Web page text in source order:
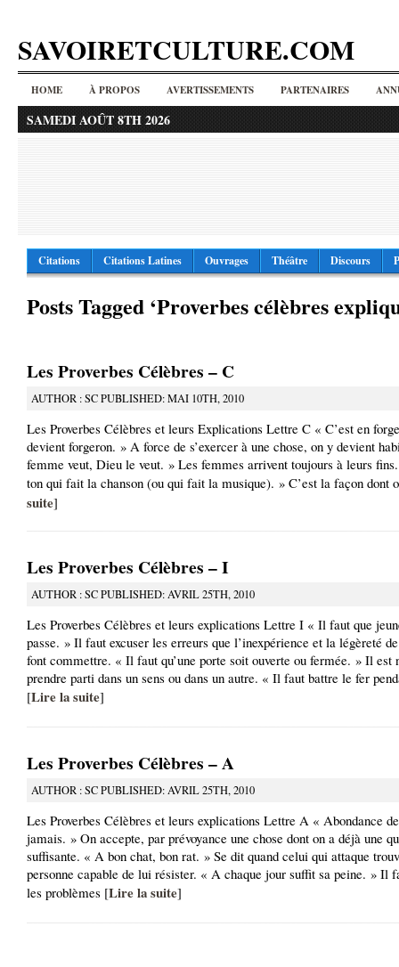
SAVOIRETCULTURE.COM
HOME À PROPOS AVERTISSEMENTS PARTENAIRES
SAMEDI AOÛT 8TH 2026
Citations Citations Latines Ouvrages Théâtre Discours
Posts Tagged ‘Proverbes célèbres
Les Proverbes Célèbres – C
AUTHOR : SC PUBLISHED: MAI 10TH, 2010
Les Proverbes Célèbres et leurs Explications Lettre C « C’est en
devient forgeron. » A force de s’exercer à une chose, on y devient
femme veut, Dieu le veut. » Les femmes arrivent toujours à leurs
ton qui fait la chanson (ou qui fait la musique). » C’est la façon dont
suite]
Les Proverbes Célèbres – I
AUTHOR : SC PUBLISHED: AVRIL 25TH, 2010
Les Proverbes Célèbres et leurs explications Lettre I « Il faut que
passe. » Il faut excuser les erreurs que l’inexpérience et la légèreté
font commettre. « Il faut qu’une porte soit ouverte ou fermée. » Il est
prendre parti dans un sens ou dans un autre. « Il faut battre le fer
[Lire la suite]
Les Proverbes Célèbres – A
AUTHOR : SC PUBLISHED: AVRIL 25TH, 2010
Les Proverbes Célèbres et leurs explications Lettre A « Abondance
jamais. » On accepte, par prévoyance une chose dont on a déjà une
suffisante. « A bon chat, bon rat. » Se dit quand celui qui attaque
personne capable de lui résister. « A chaque jour suffit sa peine. » Il
les problèmes [Lire la suite]